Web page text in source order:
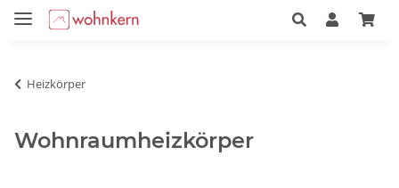
Heizkörper
Wohnraumheizkörper